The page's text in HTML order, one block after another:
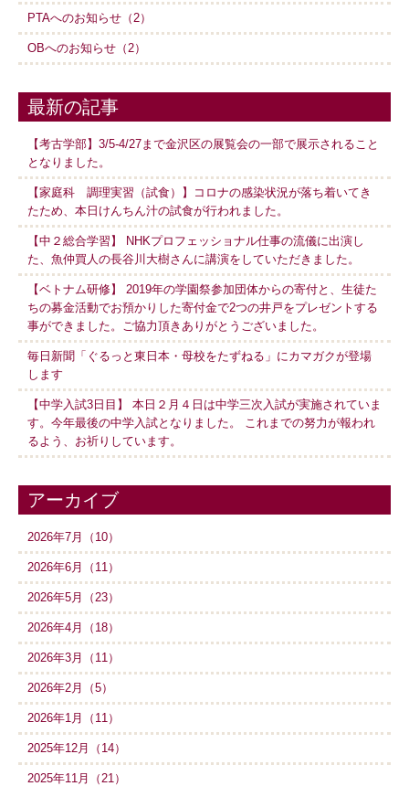
PTAへのお知らせ（2）
OBへのお知らせ（2）
最新の記事
【考古学部】3/5-4/27まで金沢区の展覧会の一部で展示されること
となりました。
【家庭科 調理実習（試食）】コロナの感染状況が落ち着いてき
たため、本日けんちん汁の試食が行われました。
【中２総合学習】 NHKプロフェッショナル仕事の流儀に出演し
た、魚仲買人の長谷川大樹さんに講演をしていただきました。
【ベトナム研修】 2019年の学園祭参加団体からの寄付と、生徒た
ちの募金活動でお預かりした寄付金で2つの井戸をプレゼントする
事ができました。ご協力頂きありがとうございました。
毎日新聞「ぐるっと東日本・母校をたずねる」にカマガクが登場
します
【中学入試3日目】 本日２月４日は中学三次入試が実施されていま
す。今年最後の中学入試となりました。 これまでの努力が報われ
るよう、お祈りしています。
アーカイブ
2026年7月（10）
2026年6月（11）
2026年5月（23）
2026年4月（18）
2026年3月（11）
2026年2月（5）
2026年1月（11）
2025年12月（14）
2025年11月（21）